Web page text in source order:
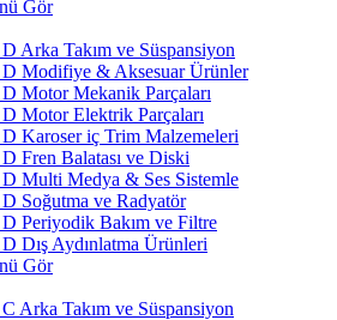
Gör
Arka Takım ve Süspansiyon
D Modifiye & Aksesuar Ürünler
Motor Mekanik Parçaları
Motor Elektrik Parçaları
D Karoser iç Trim Malzemeleri
Fren Balatası ve Diski
D Multi Medya & Ses Sistemle
Soğutma ve Radyatör
Periyodik Bakım ve Filtre
Dış Aydınlatma Ürünleri
Gör
Arka Takım ve Süspansiyon